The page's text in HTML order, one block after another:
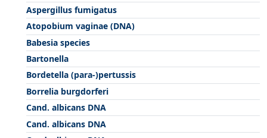
Aspergillus fumigatus
Atopobium vaginae (DNA)
Babesia species
Bartonella
Bordetella (para-)pertussis
Borrelia burgdorferi
Cand. albicans DNA
Cand. albicans DNA